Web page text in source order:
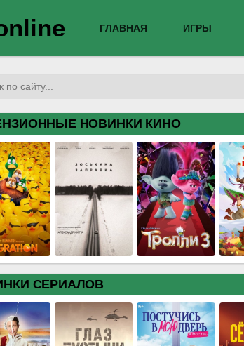
ГЛАВНАЯ ИГРЫ
НОВИНКИ КИНО
СЕРИАЛОВ